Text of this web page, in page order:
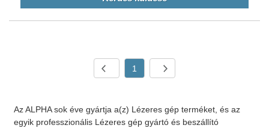
1
Az ALPHA sok éve gyártja a(z) Lézeres gép terméket, és az
egyik professzionális Lézeres gép gyártó és beszállító